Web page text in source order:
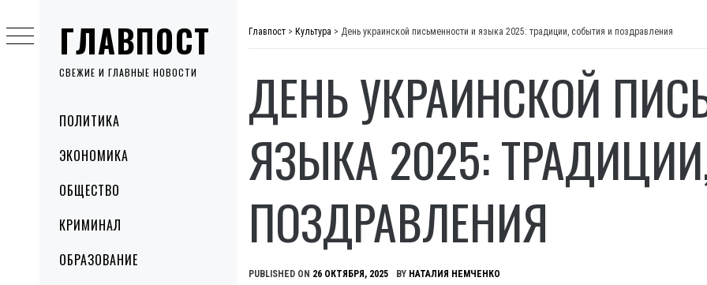
ГЛАВПОСТ
СВЕЖИЕ И ГЛАВНЫЕ НОВОСТИ
MenuПОЛИТИКА
ЭКОНОМИКА
ОБЩЕСТВО
КРИМИНАЛ
ОБРАЗОВАНИЕ
to
content
Главпост > Культура > День украинской письменности и языка 2025: традиции, события и поздравления
ДЕНЬ УКРАИНСКОЙ
ЯЗЫКА 2025:
ПОЗДРАВЛЕНИЯ
PUBLISHED ON 26 ОКТЯБРЯ, 2025 BY НАТАЛИЯ НЕМЧЕНКО